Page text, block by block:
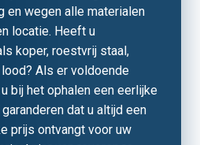
en wegen alle materialen
locatie. Heeft u
koper, roestvrij staal,
Als er voldoende
bij het ophalen een eerlijke
dat u altijd een
prijs ontvangt voor uw